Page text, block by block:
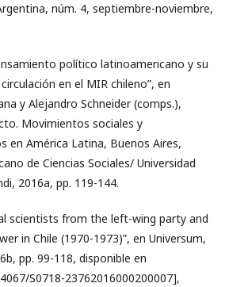
núm. 4, septiembre-noviembre,
político latinoamericano y su
en el MIR chileno”, en
y Alejandro Schneider (comps.),
Movimientos sociales y
en América Latina, Buenos Aires,
de Ciencias Sociales/ Universidad
2016a, pp. 119-144.
scientists from the left-wing party and
in Chile (1970-1973)”, en Universum,
pp. 99-118, disponible en
S0718-23762016000200007],